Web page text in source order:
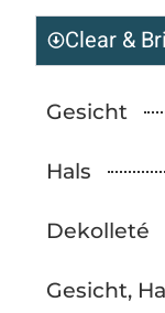
Clear &
Gesicht
Hals
Dekolleté
Gesicht,